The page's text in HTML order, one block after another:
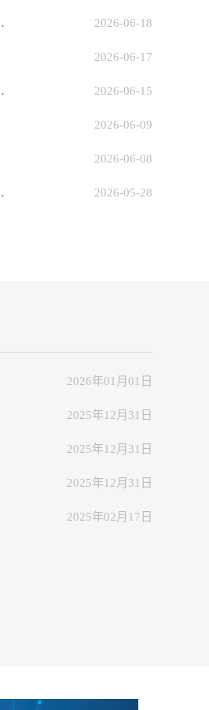
年度第一... 2026-06-18
2026-06-17
代农业）“揭... 2026-06-15
2026-06-09
2026-06-08
康）项目的... 2026-05-28
2026年01月01日
2025年12月31日
2025年12月31日
2025年12月31日
2025年02月17日